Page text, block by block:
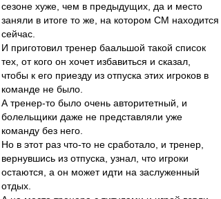
сезоне хуже, чем в предыдущих, да и место
заняли в итоге то же, на котором СМ находится
сейчас.
И приготовил тренер баальшой такой список
тех, от кого он хочет избавиться и сказал,
чтобы к его приезду из отпуска этих игроков в
команде не было.
А тренер-то было очень авторитетный, и
болельщики даже не представляли уже
команду без него.
Но в этот раз что-то не сработало, и тренер,
вернувшись из отпуска, узнал, что игроки
остаются, а он может идти на заслуженный
отдых.